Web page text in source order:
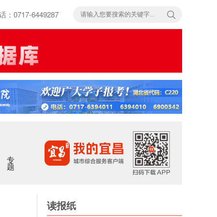
：0717-6449287
专题
读报纸